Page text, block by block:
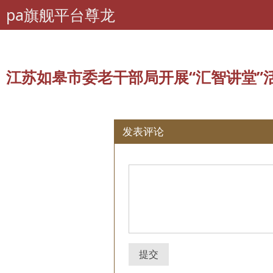
pa旗舰平台尊龙
pa旗舰平台尊龙 老干部工作 所有评论：
江苏如皋市委老干部局开展“汇智讲堂”
发表评论
提交